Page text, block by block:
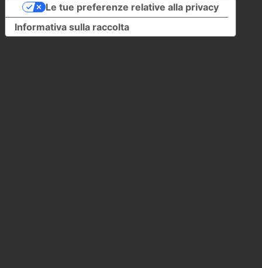
Informativa sulla raccolta
Le tue preferenze relative alla privacy